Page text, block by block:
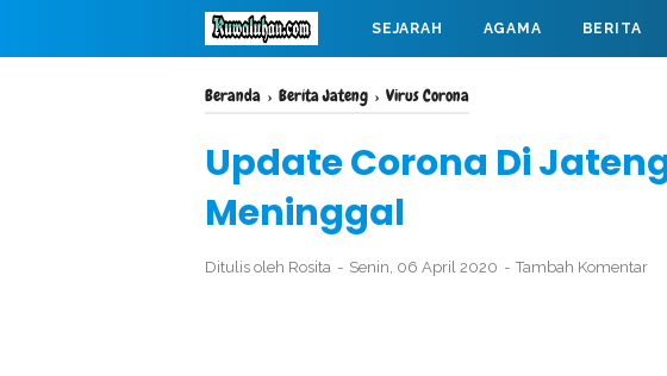
SEJARAH AGAMA BERITA
MAHABARATA
Beranda › Berita Jateng › Virus Corona
Update Corona Di
Meninggal
Ditulis oleh Rosita Senin, 06 April 2020 Tambah Komentar